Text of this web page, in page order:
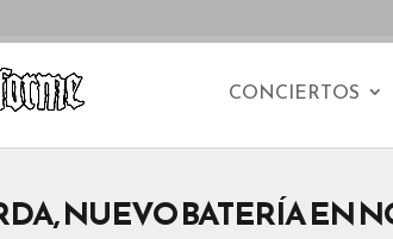
CONCIERTOS
NUEVO BATERÍA EN